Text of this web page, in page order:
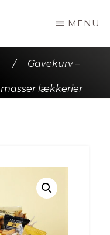
MENU
/ Gavekurv –
lækkerier